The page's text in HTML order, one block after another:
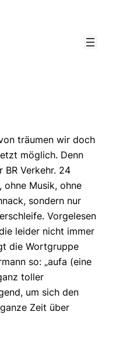
träumen wir doch
möglich. Denn
Verkehr. 24
ohne Musik, ohne
sondern nur
Vorgelesen
leider nicht immer
die Wortgruppe
so: „aufa (eine
toller
um sich den
Zeit über